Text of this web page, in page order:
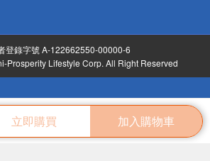
立即購買 加入購物車
登錄字號 A-122662550-00000-6
Prosperity Lifestyle Corp. All Right Reserved